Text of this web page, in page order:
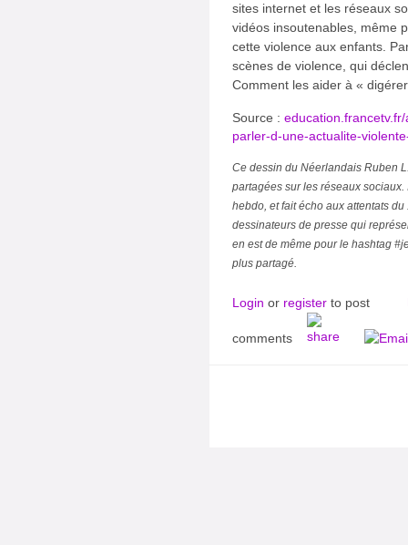
sites internet et les réseaux
vidéos insoutenables, même
cette violence aux enfants.
scènes de violence, qui
Comment les aider à «
Source :
parler-d-une-actualite-
Ce dessin du Néerlandais Ruben
partagées sur les réseaux
hebdo, et fait écho aux attentats
dessinateurs de presse qui
en est de même pour le hashtag
plus partagé.
Login or register to post
comments